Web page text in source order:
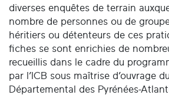
diverses enquêtes de terrain
nombre de personnes ou de
héritiers ou détenteurs de ces
fiches se sont enrichies de
recueillis dans le cadre du
par l’ICB sous maîtrise d’ouvrage
Départemental des Pyrénées-